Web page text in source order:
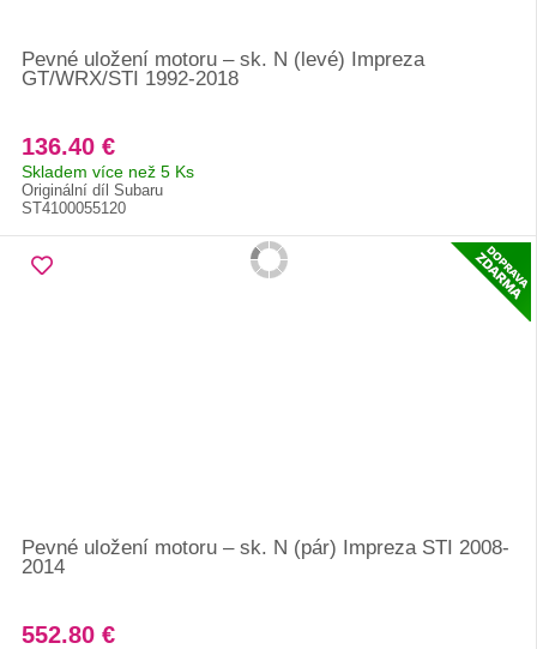
Pevné uložení motoru – sk. N (levé) Impreza
GT/WRX/STI 1992-2018
136.40 €
Skladem více než 5 Ks
Originální díl Subaru
ST4100055120
Pevné uložení motoru – sk. N (pár) Impreza STI 2008-
2014
552.80 €